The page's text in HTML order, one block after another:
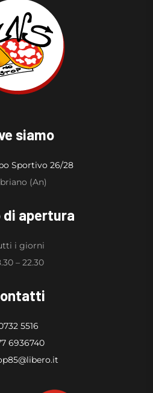
siamo
Sportivo 26/28
(An)
di apertura
i giorni
– 22.30
5516
6936740